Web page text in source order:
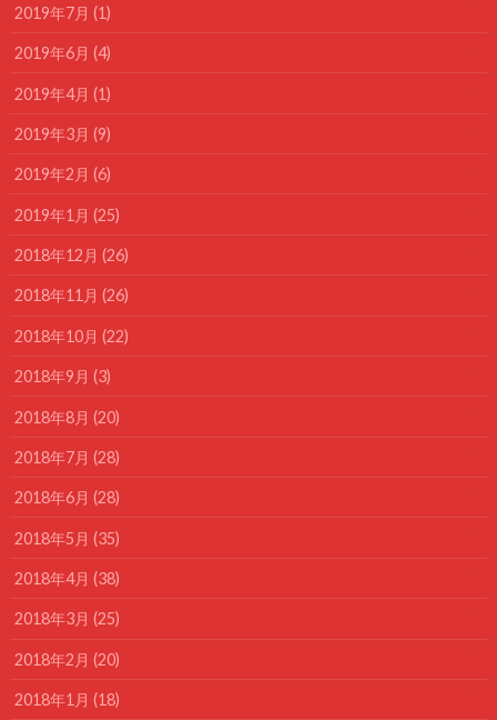
2019年7月 (1)
2019年6月 (4)
2019年4月 (1)
2019年3月 (9)
2019年2月 (6)
2019年1月 (25)
2018年12月 (26)
2018年11月 (26)
2018年10月 (22)
2018年9月 (3)
2018年8月 (20)
2018年7月 (28)
2018年6月 (28)
2018年5月 (35)
2018年4月 (38)
2018年3月 (25)
2018年2月 (20)
2018年1月 (18)